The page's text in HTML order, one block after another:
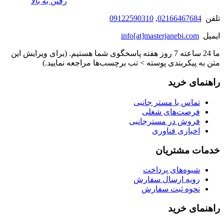
تلفن 02166467684
,
09122590310
ایمیل info[at]masterjanebi.com
ما 24 ساعته 7 روز هفته پاسخگوی شما هستیم. (برای ویرایش این
متن به پیکربندی پوسته > تب برچسب‌ها مراجعه نمایید.)
راهنمای خرید
تماس با مستر جانبی
فرصت‌های شغلی
فروش در مسترجانبی
اخباری فناوری
خدمات مشتریان
شیوه‌های پرداخت
رویه ارسال سفارش
نحوه ثبت سفارش
راهنمای خرید